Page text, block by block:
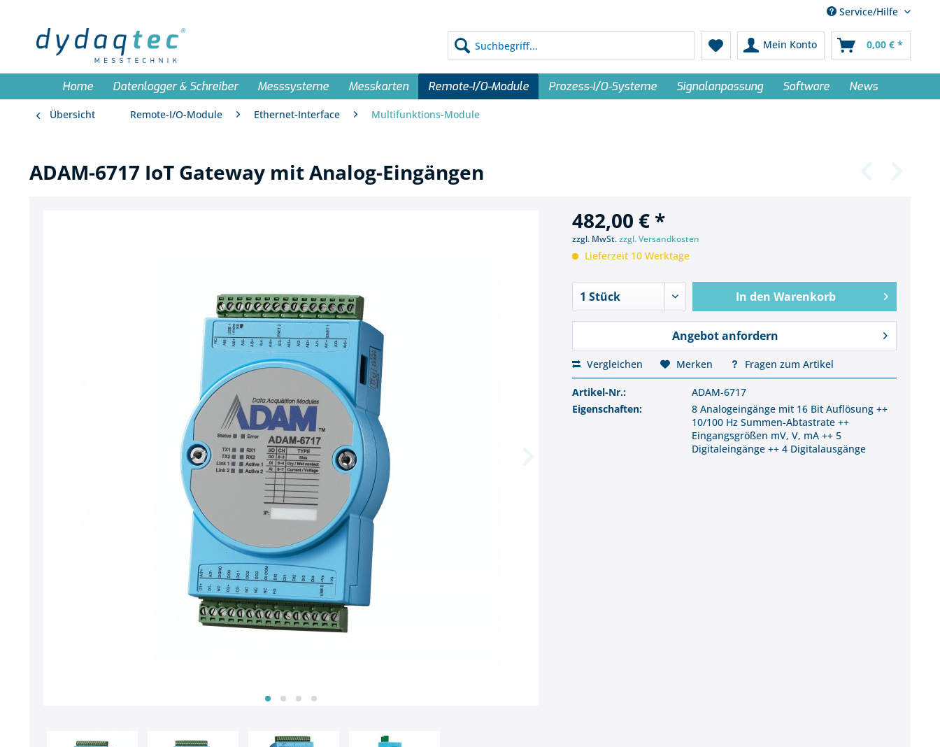
Service/Hilfe
Mein Konto 0,00 € *
Home Datenlogger & Schreiber Messsysteme Messkarten Remote-I/O-Module Prozess-I/O-Systeme Signalanpassung Software News
Übersicht Remote-I/O-Module Ethernet-Interface Multifunktions-Module
ADAM-6717 IoT Gateway mit Analog-Eingängen
482,00 € *
zzgl. MwSt.zzgl. Versandkosten
Lieferzeit 10 Werktage
In den Warenkorb
Angebot anfordern
Vergleichen Merken Fragen zum Artikel
Artikel-Nr.:
ADAM-6717
Eigenschaften:
8 Analogeingänge mit 16 Bit Auflösung ++
10/100 Hz Summen-Abtastrate ++
Eingangsgrößen mV, V, mA ++ 5
Digitaleingänge ++ 4 Digitalausgänge